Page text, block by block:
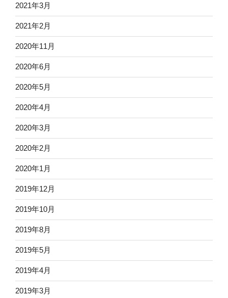
2021年3月
2021年2月
2020年11月
2020年6月
2020年5月
2020年4月
2020年3月
2020年2月
2020年1月
2019年12月
2019年10月
2019年8月
2019年5月
2019年4月
2019年3月